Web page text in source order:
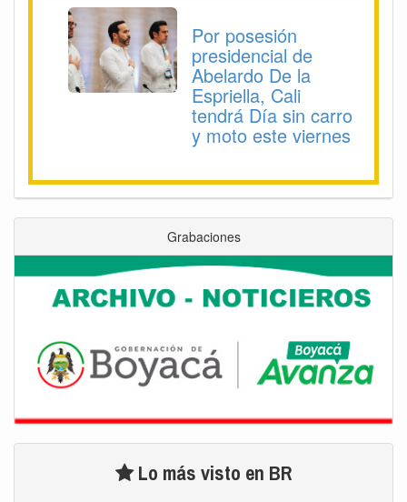
Por posesión
presidencial de
Abelardo De la
Espriella, Cali
tendrá Día sin carro
y moto este viernes
Grabaciones
Lo más visto en BR